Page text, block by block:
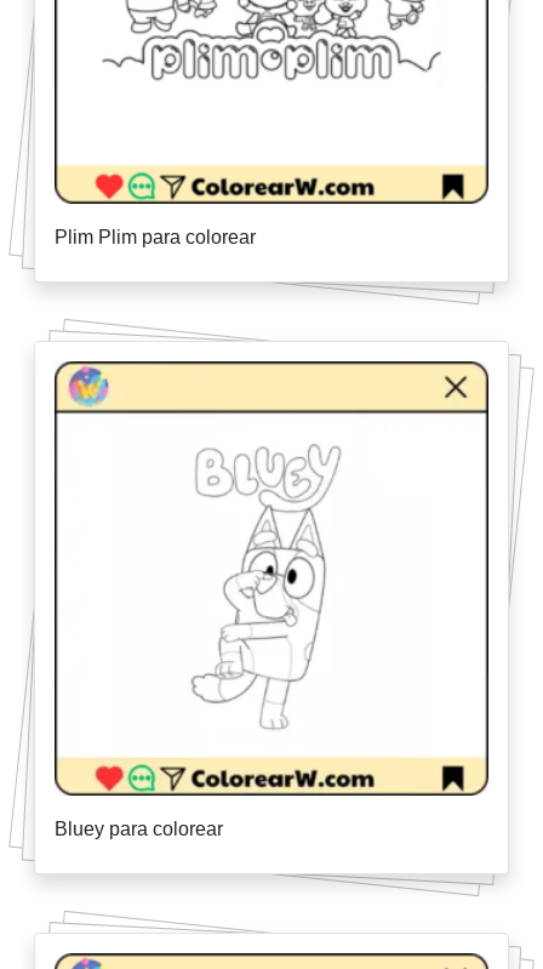
Plim Plim para colorear
Bluey para colorear